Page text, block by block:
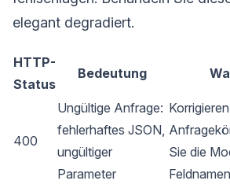
elegant degradiert.
HTTP-
Status
Bedeutung
400
Ungültige Anfrage:
fehlerhaftes JSON,
ungültiger
Parameter
Sie die
Feldnamen